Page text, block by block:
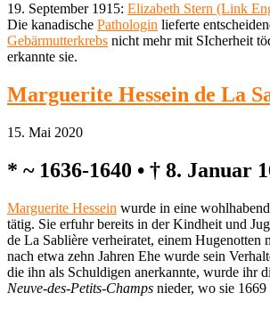
19. September 1915: Elizabeth Stern (Link
Die kanadische Pathologin lieferte
Gebärmutterkrebs nicht mehr mit SIcherheit
erkannte sie.
Marguerite Hessein de La
15. Mai 2020
* ~ 1636-1640 • † 8. Januar
Marguerite Hessein wurde in eine
tätig. Sie erfuhr bereits in der Kindheit und
de La Sablière verheiratet, einem
nach etwa zehn Jahren Ehe wurde sein
die ihn als Schuldigen anerkannte, wurde ihr
Neuve-des-Petits-Champs nieder, wo sie